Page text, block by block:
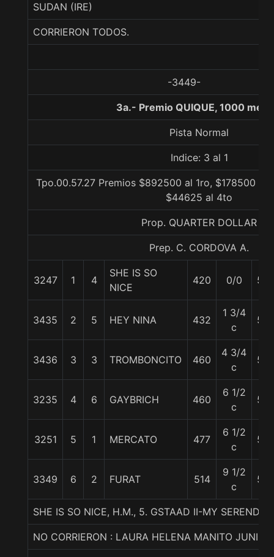
SUDAN (IRE)
CORRIERON TODOS.
-3449-
3a.- Premio QUIQUE, 1000
Pista Normal
Indice: 3 al 1
Tpo.00.57.27 Premios $892500 al 1ro, $178500 al
$44625 al 4to
Prop. QUARTER DOLLAR
Prep. C. CORDOVA A.
3247 1 4
SHE IS SO
NICE
420 0/0 56
3435 2 5 HEY NINA 432
1 3/4
c
59
3436 3 3 TROMBONCITO 460
4 3/4
c
56
3235 4 6 GAYBRICH 460
6 1/2
c
56
3251 5 1 MERCATO 477
6 1/2
c
55
3349 6 2 FURAT 514
9 1/2
c
55
SHE IS SO NICE, H.M., 5. GSTAAD II-MY
NO CORRIERON : LAURA HELENA MANITO JUNIOR